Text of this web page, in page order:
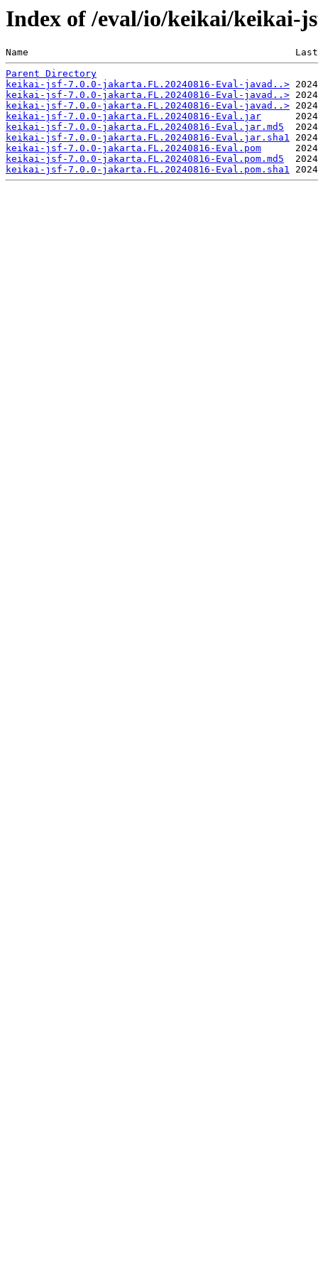
Index of /eval/io/keikai/keikai-
Name                                               Last
Parent Directory
keikai-jsf-7.0.0-jakarta.FL.20240816-Eval-javad..>
keikai-jsf-7.0.0-jakarta.FL.20240816-Eval-javad..>
keikai-jsf-7.0.0-jakarta.FL.20240816-Eval-javad..>
keikai-jsf-7.0.0-jakarta.FL.20240816-Eval.jar
keikai-jsf-7.0.0-jakarta.FL.20240816-Eval.jar.md5
keikai-jsf-7.0.0-jakarta.FL.20240816-Eval.jar.sha1
keikai-jsf-7.0.0-jakarta.FL.20240816-Eval.pom
keikai-jsf-7.0.0-jakarta.FL.20240816-Eval.pom.md5
keikai-jsf-7.0.0-jakarta.FL.20240816-Eval.pom.sha1